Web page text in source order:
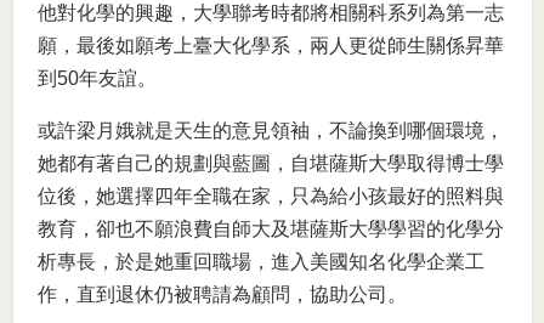
他對化學的興趣，大學聯考時都將相關科系列為第一志
願，最後如願考上臺大化學系，兩人更從師生關係昇華
到50年友誼。
或許梁月娥就是天生的意見領袖，不論換到哪個環境，
她都有著自己的規劃與藍圖，自堪薩斯大學取得博士學
位後，她選擇四年全職在家，只為給小孩最好的照料與
教育，卻也不願浪費自師大及堪薩斯大學學習的化學分
析專長，於是她重回職場，進入美國知名化學企業工
作，直到退休仍被聘請為顧問，協助公司。